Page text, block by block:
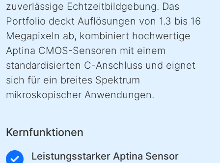
zuverlässige Echtzeitbildgebung. Das
Portfolio deckt Auflösungen von 1.3 bis 16
Megapixeln ab, kombiniert hochwertige
Aptina CMOS-Sensoren mit einem
standardisierten C-Anschluss und eignet
sich für ein breites Spektrum
mikroskopischer Anwendungen.
Kernfunktionen
Leistungsstarker Aptina Sensor